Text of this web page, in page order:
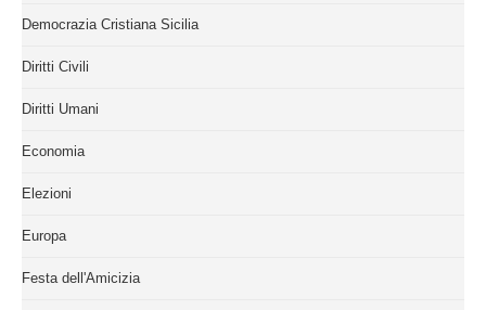
Democrazia Cristiana Sicilia
Diritti Civili
Diritti Umani
Economia
Elezioni
Europa
Festa dell'Amicizia